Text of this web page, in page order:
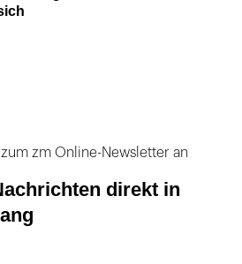
zm Online-Newsletter an
direkt in